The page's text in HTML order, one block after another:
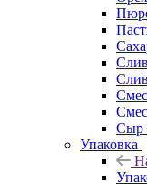
Сыр
Упаковка